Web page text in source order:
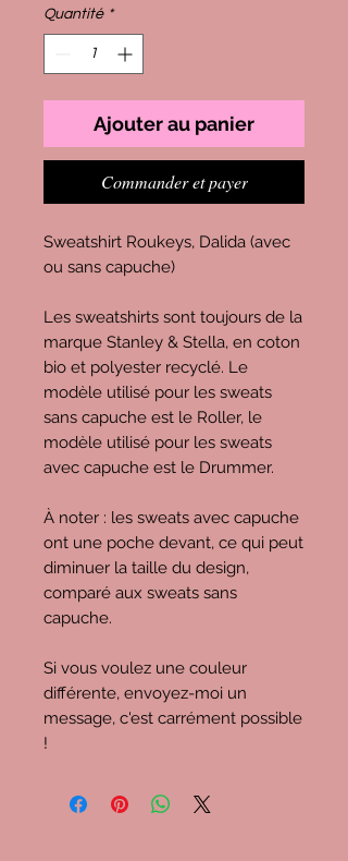
Quantité *
Ajouter au panier
Commander et payer
Sweatshirt Roukeys, Dalida (avec
ou sans capuche)
Les sweatshirts sont toujours de la
marque Stanley & Stella, en coton
bio et polyester recyclé. Le
modèle utilisé pour les sweats
sans capuche est le Roller, le
modèle utilisé pour les sweats
avec capuche est le Drummer.
À noter : les sweats avec capuche
ont une poche devant, ce qui peut
diminuer la taille du design,
comparé aux sweats sans
capuche.
Si vous voulez une couleur
différente, envoyez-moi un
message, c'est carrément possible
!